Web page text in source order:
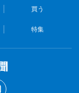
買う
特集